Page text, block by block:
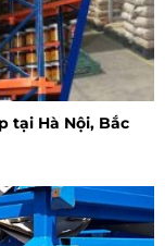
tại Hà Nội, Bắc